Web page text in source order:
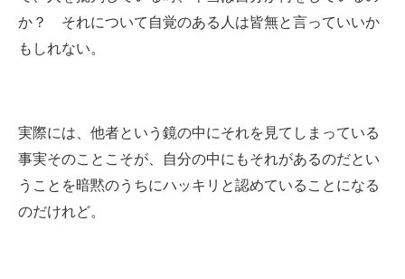
か？ それについて自覚のある人は皆無と言っていいか
もしれない。
実際には、他者という鏡の中にそれを見てしまっている
事実そのことこそが、自分の中にもそれがあるのだとい
うことを暗黙のうちにハッキリと認めていることになる
のだけれど。